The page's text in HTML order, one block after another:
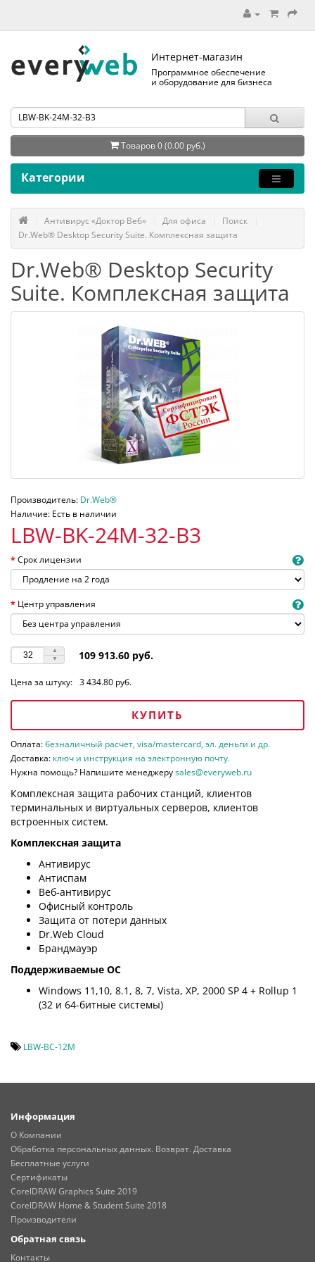
Интернет-магазин
Программное обеспечение
и оборудование для бизнеса
Товаров 0 (0.00 руб.)
Категории
Антивирус «Доктор Веб» Для офиса
Поиск
Dr.Web® Desktop Security Suite. Комплексная защита
Dr.Web® Desktop Security
Suite. Комплексная защита
Производитель: Dr.Web®
Наличие: Есть в наличии
LBW-BK-24M-32-B3
Срок лицензии
Центр управления
109 913.60 руб.
Цена за штуку: 3 434.80 руб.
КУПИТЬ
Оплата:безналичный расчет, visa/mastercard, эл. деньги и др.
Доставка: ключ и инструкция на электронную почту.
Нужна помощь? Напишите менеджеруsales@everyweb.ru
Комплексная защита рабочих станций, клиентов
терминальных и виртуальных серверов, клиентов
встроенных систем.
Комплексная защита
Антивирус
Антиспам
Веб-антивирус
Офисный контроль
Защита от потери данных
Dr.Web Cloud
Брандмауэр
Поддерживаемые ОС
Windows 11,10, 8.1, 8, 7, Vista, XP, 2000 SP 4 + Rollup 1
(32 и 64-битные системы)
LBW-BC-12M
Информация
О Компании
Обработка персональных данных. Возврат. Доставка
Бесплатные услуги
Сертификаты
CorelDRAW Graphics Suite 2019
CorelDRAW Home & Student Suite 2018
Производители
Обратная связь
Контакты